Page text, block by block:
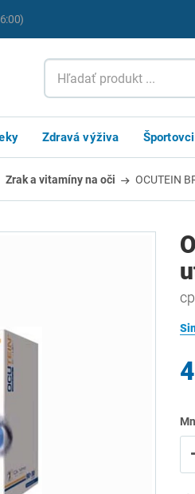
Zdravá výživa Športovci
Zrak a vitamíny na oči OCUTEIN